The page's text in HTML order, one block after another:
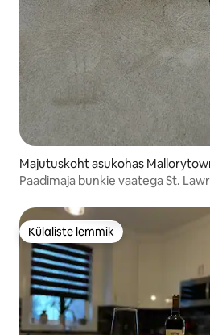
Majutuskoht asukohas
Paadimaja bunkie vaatega St.
Külaliste lemmik
Külaliste lemmik